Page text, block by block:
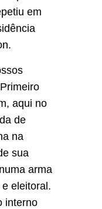
em
aqui no
de
na
sua
arma
eleitoral.
interno